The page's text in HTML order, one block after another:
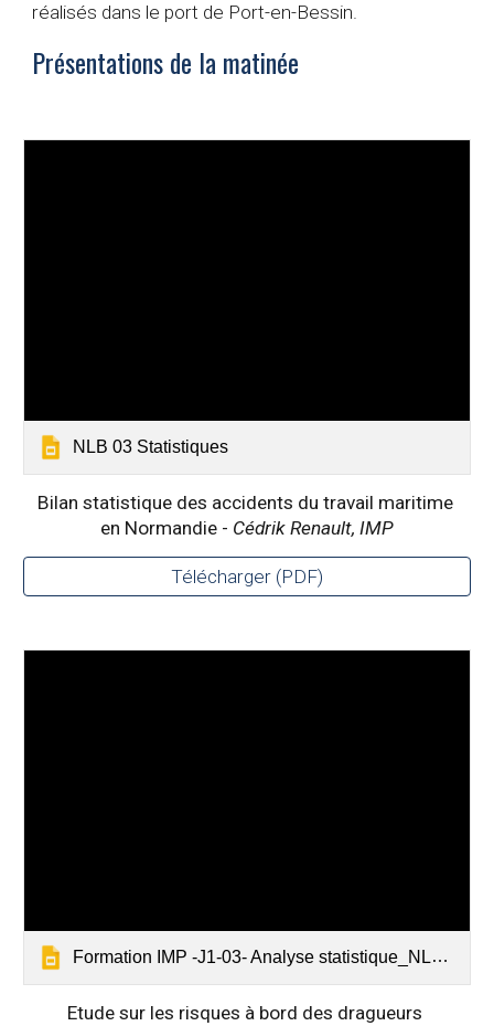
réalisés dans le port de Port-en-Bessin.
Présentations de la matinée
NLB 03 Statistiques
Bilan statistique des accidents du travail maritime
en Normandie - Cédrik Renault, IMP
Télécharger (PDF)
Formation IMP -J1-03- Analyse statistique_NLB_v1
Etude sur les risques à bord des dragueurs